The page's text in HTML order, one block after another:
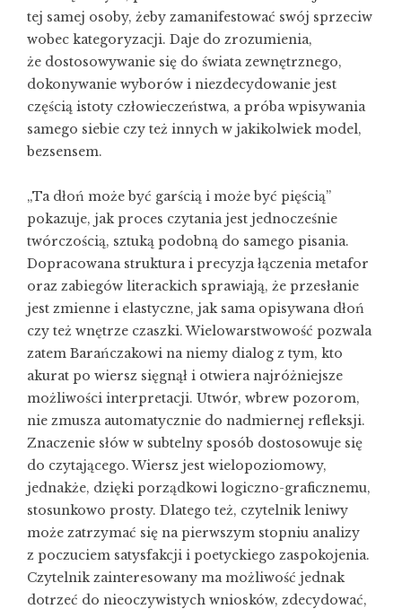
tej samej osoby, żeby zamanifestować swój sprzeciw
wobec kategoryzacji. Daje do zrozumienia,
że dostosowywanie się do świata zewnętrznego,
dokonywanie wyborów i niezdecydowanie jest
częścią istoty człowieczeństwa, a próba wpisywania
samego siebie czy też innych w jakikolwiek model,
bezsensem.
„Ta dłoń może być garścią i może być pięścią”
pokazuje, jak proces czytania jest jednocześnie
twórczością, sztuką podobną do samego pisania.
Dopracowana struktura i precyzja łączenia metafor
oraz zabiegów literackich sprawiają, że przesłanie
jest zmienne i elastyczne, jak sama opisywana dłoń
czy też wnętrze czaszki. Wielowarstwowość pozwala
zatem Barańczakowi na niemy dialog z tym, kto
akurat po wiersz sięgnął i otwiera najróżniejsze
możliwości interpretacji. Utwór, wbrew pozorom,
nie zmusza automatycznie do nadmiernej refleksji.
Znaczenie słów w subtelny sposób dostosowuje się
do czytającego. Wiersz jest wielopoziomowy,
jednakże, dzięki porządkowi logiczno-graficznemu,
stosunkowo prosty. Dlatego też, czytelnik leniwy
może zatrzymać się na pierwszym stopniu analizy
z poczuciem satysfakcji i poetyckiego zaspokojenia.
Czytelnik zainteresowany ma możliwość jednak
dotrzeć do nieoczywistych wniosków, zdecydować,